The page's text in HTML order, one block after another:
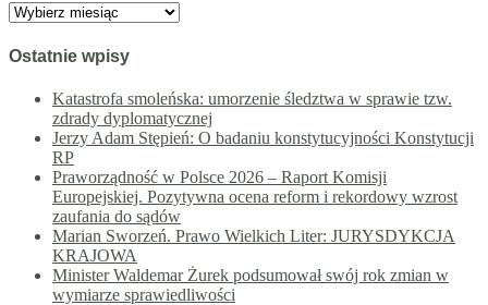
Archiwa
Ostatnie wpisy
Katastrofa smoleńska: umorzenie śledztwa w sprawie tzw.
zdrady dyplomatycznej
Jerzy Adam Stępień: O badaniu konstytucyjności Konstytucji
RP
Praworządność w Polsce 2026 – Raport Komisji
Europejskiej. Pozytywna ocena reform i rekordowy wzrost
zaufania do sądów
Marian Sworzeń. Prawo Wielkich Liter: JURYSDYKCJA
KRAJOWA
Minister Waldemar Żurek podsumował swój rok zmian w
wymiarze sprawiedliwości